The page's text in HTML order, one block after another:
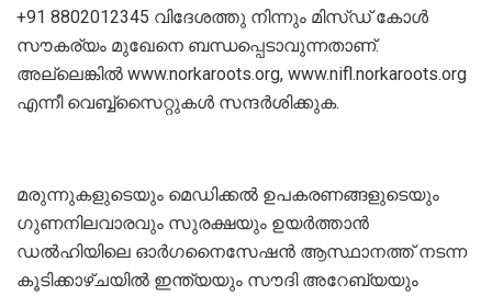
+91 8802012345 വിദേശത്തു നിന്നും മിസ്ഡ് കോള്‍
സൗകര്യം മുഖേനെ ബന്ധപ്പെടാവുന്നതാണ്.
അല്ലെങ്കില്‍ www.norkaroots.org, www.nifl.norkaroots.org
എന്നീ വെബ്ബ്‌സൈറ്റുകള്‍ സന്ദര്‍ശിക്കുക.
മരുന്നുകളുടെയും മെഡിക്കല്‍ ഉപകരണങ്ങളുടെയും
ഗുണനിലവാരവും സുരക്ഷയും ഉയര്‍ത്താന്‍
ഡല്‍ഹിയിലെ ഓര്‍ഗനൈസേഷന്‍ ആസ്ഥാനത്ത് നടന്ന
കൂടിക്കാഴ്ചയില്‍ ഇന്ത്യയും സൗദി അറേബ്യയും